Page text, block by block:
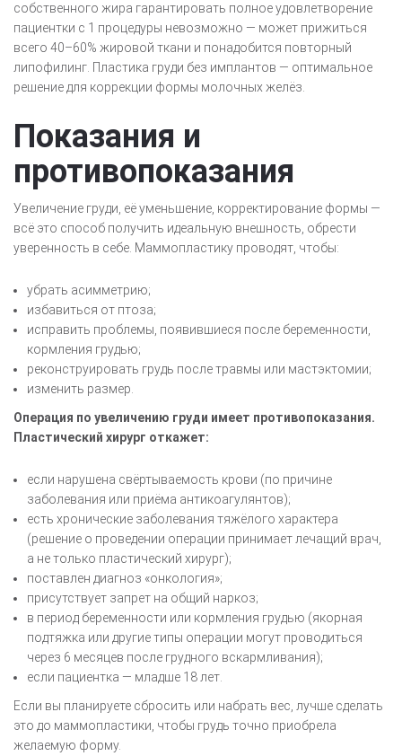
собственного жира гарантировать полное удовлетворение
пациентки с 1 процедуры невозможно — может прижиться
всего 40–60% жировой ткани и понадобится повторный
липофилинг. Пластика груди без имплантов — оптимальное
решение для коррекции формы молочных желёз.
Показания и
противопоказания
Увеличение груди, её уменьшение, корректирование формы —
всё это способ получить идеальную внешность, обрести
уверенность в себе. Маммопластику проводят, чтобы:
убрать асимметрию;
избавиться от птоза;
исправить проблемы, появившиеся после беременности,
кормления грудью;
реконструировать грудь после травмы или мастэктомии;
изменить размер.
Операция по увеличению груди имеет противопоказания.
Пластический хирург откажет:
если нарушена свёртываемость крови (по причине
заболевания или приёма антикоагулянтов);
есть хронические заболевания тяжёлого характера
(решение о проведении операции принимает лечащий врач,
а не только пластический хирург);
поставлен диагноз «онкология»;
присутствует запрет на общий наркоз;
в период беременности или кормления грудью (якорная
подтяжка или другие типы операции могут проводиться
через 6 месяцев после грудного вскармливания);
если пациентка — младше 18 лет.
Если вы планируете сбросить или набрать вес, лучше сделать
это до маммопластики, чтобы грудь точно приобрела
желаемую форму.